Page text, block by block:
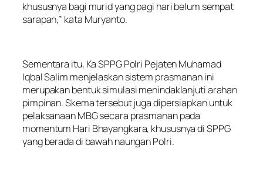
khususnya bagi murid yang pagi hari belum sempat
sarapan,” kata Muryanto.
Sementara itu, Ka SPPG Polri Pejaten Muhamad
Iqbal Salim menjelaskan sistem prasmanan ini
merupakan bentuk simulasi menindaklanjuti arahan
pimpinan. Skema tersebut juga dipersiapkan untuk
pelaksanaan MBG secara prasmanan pada
momentum Hari Bhayangkara, khususnya di SPPG
yang berada di bawah naungan Polri.